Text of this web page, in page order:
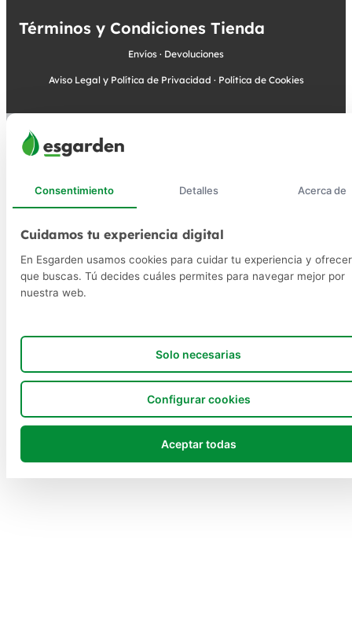
Términos y Condiciones Tienda
Envíos · Devoluciones
Aviso Legal y Política de Privacidad · Política de Cookies
Consentimiento Detalles Acerca de
Cuidamos tu experiencia digital
En Esgarden usamos cookies para cuidar tu experiencia y
que buscas. Tú decides cuáles permites para navegar mejor por
nuestra web.
Solo necesarias
Configurar cookies
Aceptar todas